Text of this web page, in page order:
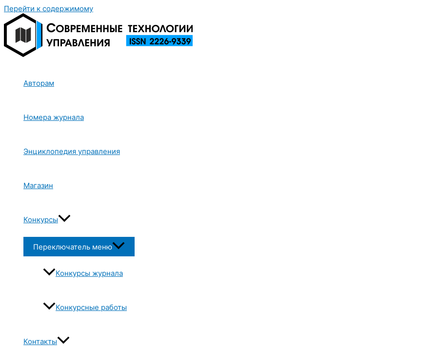
Перейти к содержимому
Авторам
Номера журнала
Энциклопедия управления
Магазин
Конкурсы
Переключатель меню
Конкурсы журнала
Конкурсные работы
Контакты